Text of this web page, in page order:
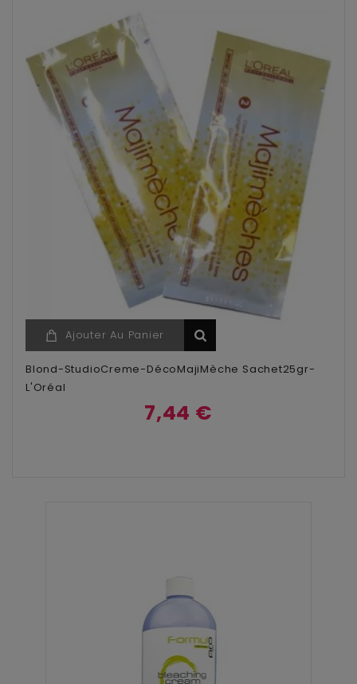
Ajouter Au Panier
Blond-StudioCreme-DécoMajiMèche Sachet25gr-
L'Oréal
7,44 €